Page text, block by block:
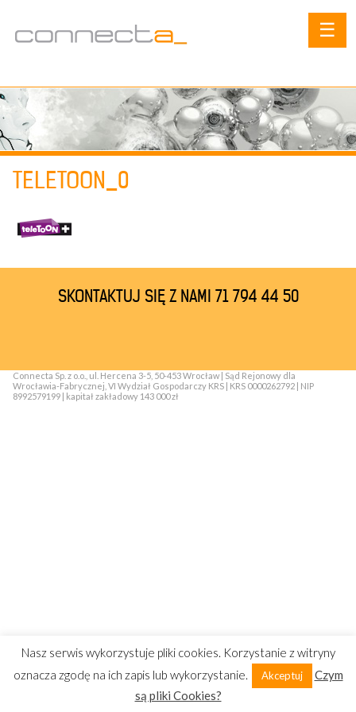
☰
TELETOON_0
SKONTAKTUJ SIĘ Z NAMI 71 794 44 50
Connecta Sp. z o.o., ul. Hercena 3-5, 50-453 Wrocław | Sąd Rejonowy dla
Wrocławia-Fabrycznej, VI Wydział Gospodarczy KRS | KRS 0000262792 | NIP
8992579199 | kapitał zakładowy 143 000 zł
Nasz serwis wykorzystuje pliki cookies. Korzystanie z witryny
oznacza zgodę na ich zapis lub wykorzystanie.
Akceptuj
Czym
są pliki Cookies?